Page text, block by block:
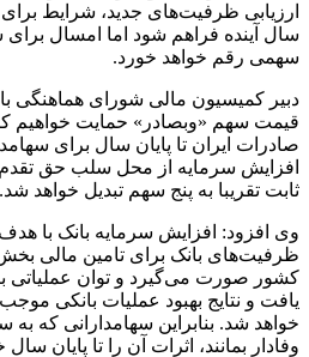
سال آینده فراهم شود اما امسال برای
سهمی رقم خواهد خورد.
دبیر کمیسیون مالی شورای هماهنگی
قیمت سهم «وبصادر» حمایت خواهیم
صادرات ایران تا پایان سال برای
افزایش سرمایه از محل سلب حق تقدم
ثابت تقریبا به پنج سهم تبدیل خواهد شد.
وی افزود: افزایش سرمایه بانک با
ظرفیت‌های بانک برای تامین مالی
کشور صورت می‌گیرد و توان عملیاتی
یافت و نتایج بهبود عملیات بانکی
خواهد شد. بنابراین سهامدارانی که به
وفادار بمانند، اثرات آن را تا پایان سال